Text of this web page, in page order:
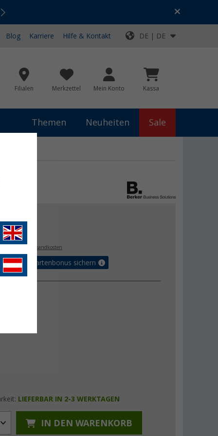
Top-Deals für dein Abenteuer!
Blog Karriere Hilfe & Kontakt DE | DE
Filialen Merkzettel Mein Konto Kassa
Themen Neuheiten Sale
€
zzgl. Versandkosten
Vorteilskartenbonus sichern
LIEFERBAR IN 2-3 WERKTAGEN
IN DEN WARENKORB